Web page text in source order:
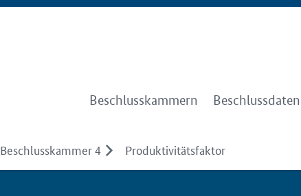
Beschlusskammern
Beschlusskammer 4 Produktivitätsfaktor